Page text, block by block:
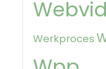
Werkproces